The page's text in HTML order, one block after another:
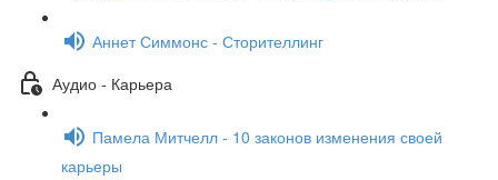
Аннет Симмонс - Сторителлинг
Аудио - Карьера
Памела Митчелл - 10 законов изменения своей
карьеры